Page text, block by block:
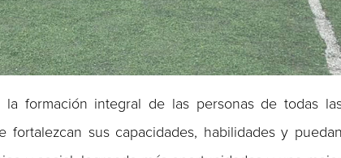
formación integral de las personas de todas
sus capacidades, habilidades y